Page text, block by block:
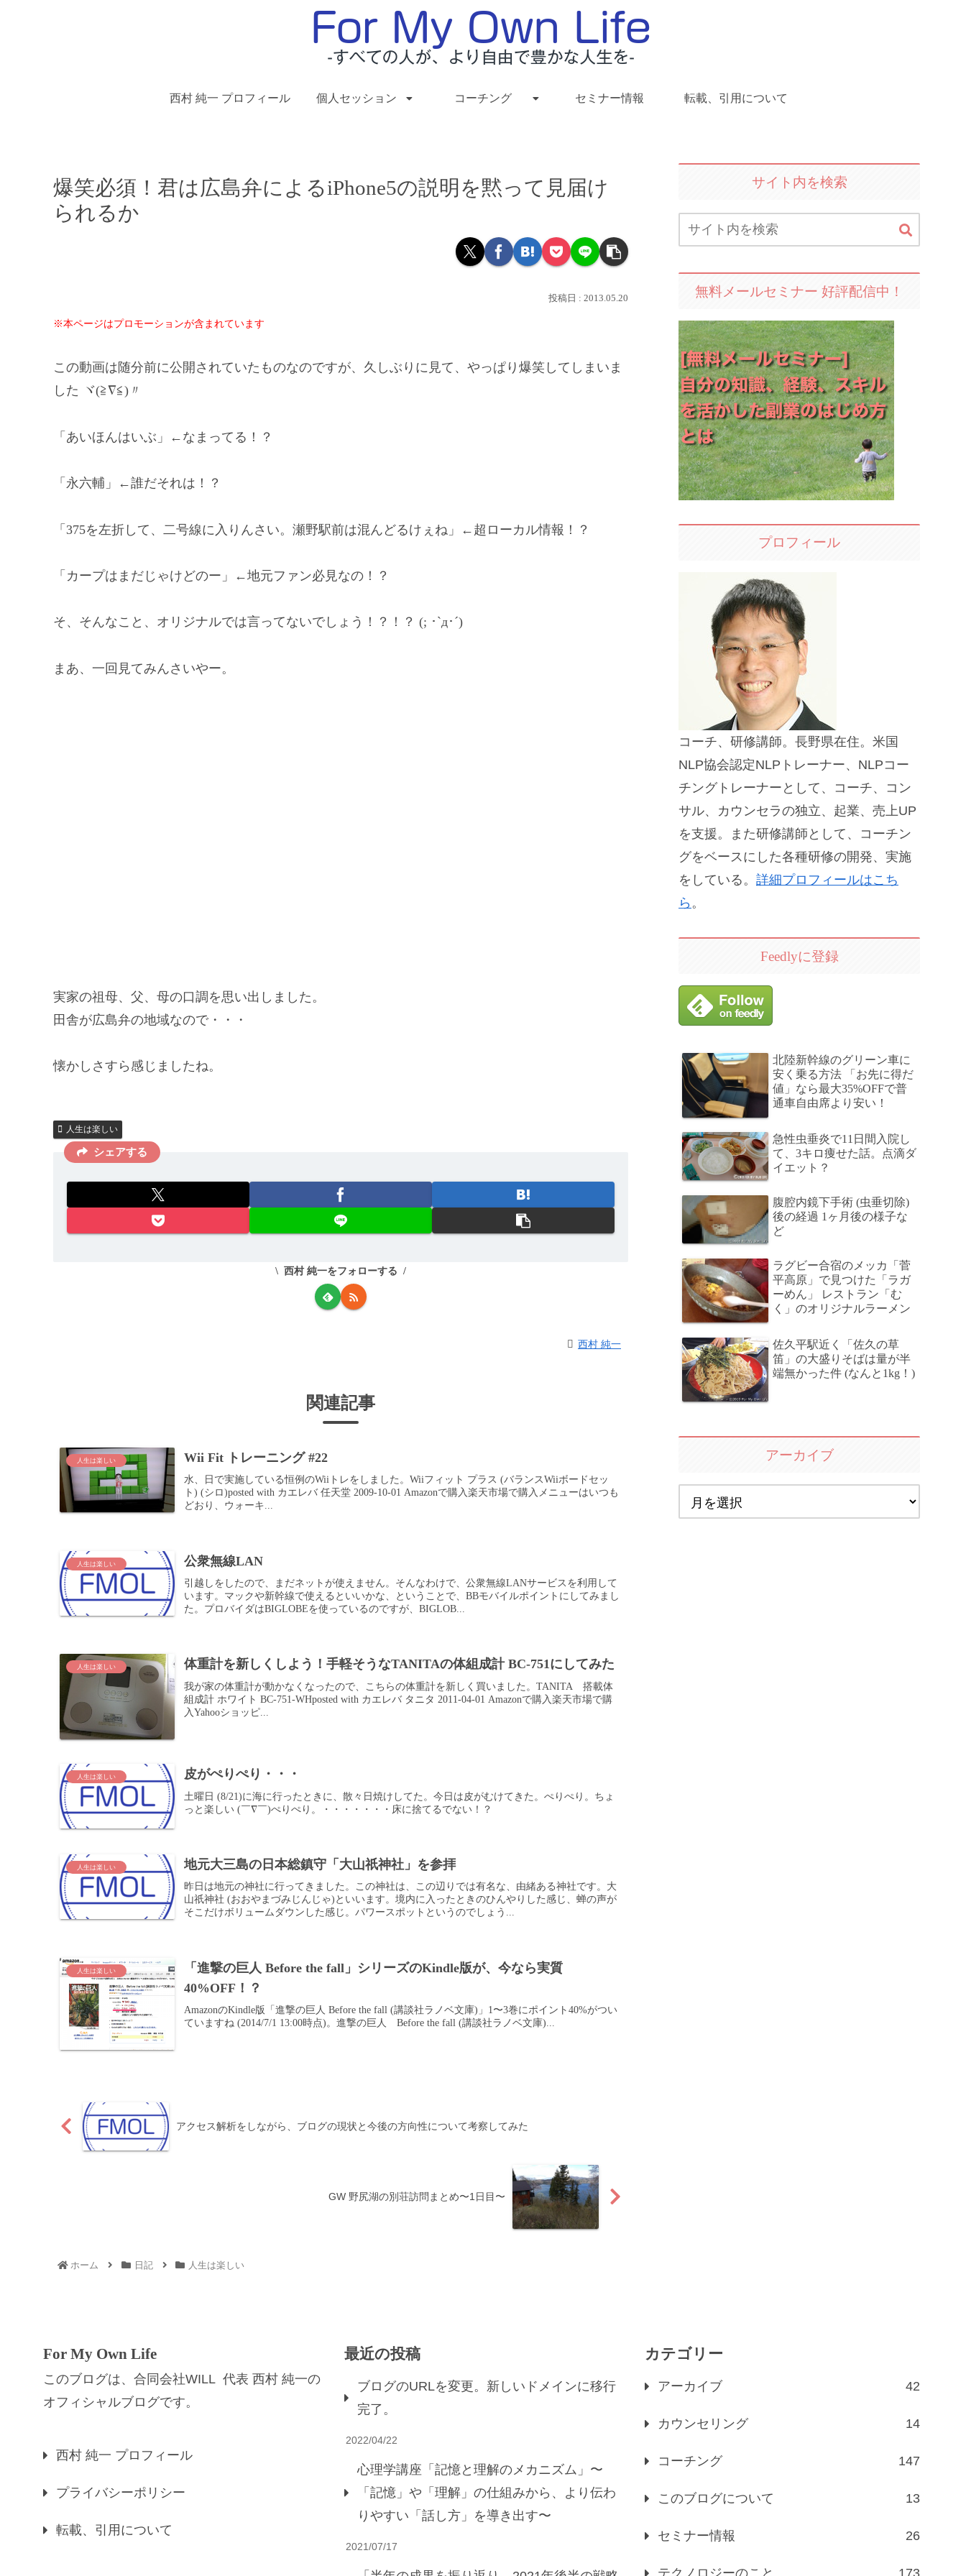
西村 純一 プロフィール 個人セッション コーチング セミナー情報 転載、引用について
爆笑必須！君は広島弁によるiPhone5の説明を黙って見届け
られるか
2013.05.20
※本ページはプロモーションが含まれています
この動画は随分前に公開されていたものなのですが、久しぶりに見て、やっぱり爆笑してしまいま
した ヾ(≧∇≦)〃
「あいほんはいぶ」←なまってる！？
「永六輔」←誰だそれは！？
「375を左折して、二号線に入りんさい。瀬野駅前は混んどるけぇ­ね」←超ローカル情報！？
「カープはまだじゃけどのー」←地元ファン必見なの！？
そ、そんなこと、オリジナルでは言ってないでしょう！？！？ (; ･`д･´)
まあ、一回見てみんさいやー。
実家の祖母、父、母の口調を思い出しました。
田舎が広島弁の地域なので・・・
懐かしさすら感じましたね。
人生は楽しい
シェアする
西村 純一をフォローする
西村 純一
関連記事
人生は楽しい Wii Fit トレーニング #22
水、日で実施している恒例のWiiトレをしました。Wiiフィット プラス (バランスWiiボードセッ
ト) (シロ)posted with カエレバ 任天堂 2009-10-01 Amazonで購入楽天市場で購入メニューはいつも
どおり、ウォーキ...
人生は楽しい 公衆無線LAN
引越しをしたので、まだネットが使えません。そんなわけで、公衆無線LANサービスを利用して
います。マックや新幹線で使えるといいかな、ということで、BBモバイルポイントにしてみまし
た。プロバイダはBIGLOBEを使っているのですが、BIGLOB...
人生は楽しい 体重計を新しくしよう！手軽そうなTANITAの体組成計 BC-751にしてみた
我が家の体重計が動かなくなったので、こちらの体重計を新しく買いました。TANITA 搭載体
組成計 ホワイト BC-751-WHposted with カエレバ タニタ 2011-04-01 Amazonで購入楽天市場で購
入Yahooショッピ...
人生は楽しい 皮がぺりぺり・・・
土曜日 (8/21)に海に行ったときに、散々日焼けしてた。今日は皮がむけてきた。ぺりぺり。ちょ
っと楽しい (￣∇￣)ぺりぺり。・・・・・・・床に捨てるでない！？
人生は楽しい 地元大三島の日本総鎮守「大山祇神社」を参拝
昨日は地元の神社に行ってきました。この神社は、この辺りでは有名な、由緒ある神社です。大
山祇神社 (おおやまづみじんじゃ)といいます。境内に入ったときのひんやりした感じ、蝉の声が
そこだけボリュームダウンした感じ。パワースポットというのでしょう...
人生は楽しい
「進撃の巨人 Before the fall」シリーズのKindle版が、今なら実質
40%OFF！？
AmazonのKindle版「進撃の巨人 Before the fall (講談社ラノベ文庫)」1〜3巻にポイント40%がつい
ていますね (2014/7/1 13:00時点)。進撃の巨人 Before the fall (講談社ラノベ文庫)...
アクセス解析をしながら、ブログの現状と今後の方向性について考察してみた
GW 野尻湖の別荘訪問まとめ〜1日目〜
ホーム 日記 人生は楽しい
サイト内を検索
無料メールセミナー 好評配信中！
プロフィール
コーチ、研修講師。長野県在住。米国
NLP協会認定NLPトレーナー、NLPコー
チングトレーナーとして、コーチ、コン
サル、カウンセラの独立、起業、売上UP
を支援。また研修講師として、コーチン
グをベースにした各種研修の開発、実施
をしている。 詳細プロフィールはこち
ら 。
Feedlyに登録
北陸新幹線のグリーン車に
安く乗る方法 「お先に得だ
値」なら最大35%OFFで普
通車自由席より安い！
急性虫垂炎で11日間入院し
て、3キロ痩せた話。点滴ダ
イエット？
腹腔内鏡下手術 (虫垂切除)
後の経過 1ヶ月後の様子な
ど
ラグビー合宿のメッカ「菅
平高原」で見つけた「ラガ
ーめん」 レストラン「む
く」のオリジナルラーメン
佐久平駅近く「佐久の草
笛」の大盛りそばは量が半
端無かった件 (なんと1kg！)
アーカイブ
For My Own Life
このブログは、合同会社WILL 代表 西村 純一の
オフィシャルブログです。
西村 純一 プロフィール
プライバシーポリシー
転載、引用について
最近の投稿
ブログのURLを変更。新しいドメインに移行
完了。
2022/04/22
心理学講座「記憶と理解のメカニズム」〜
「記憶」や「理解」の仕組みから、より伝わ
りやすい「話し方」を導き出す〜
2021/07/17
カテゴリー
アーカイブ 42
カウンセリング 14
コーチング 147
このブログについて 13
セミナー情報 26
テクノロジーのこと 173